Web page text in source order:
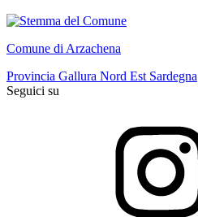
Comune di Arzachena
Provincia Gallura Nord Est Sardegna
Seguici su